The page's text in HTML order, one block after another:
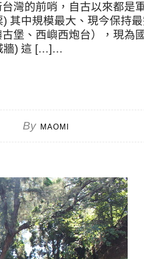
灣的前哨，自古以來都是
其中規模最大、現今保持
堡、西嶼西炮台），現為國
牆) 這 […]…
By MAOMI